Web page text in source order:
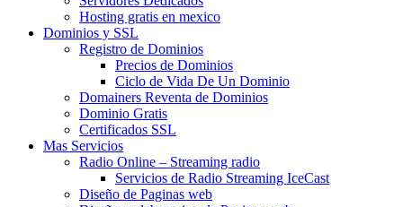
Hosting gratis en mexico
Dominios y SSL
Registro de Dominios
Precios de Dominios
Ciclo de Vida De Un Dominio
Domainers Reventa de Dominios
Dominio Gratis
Certificados SSL
Mas Servicios
Radio Online – Streaming radio
Servicios de Radio Streaming IceCast
Diseño de Paginas web